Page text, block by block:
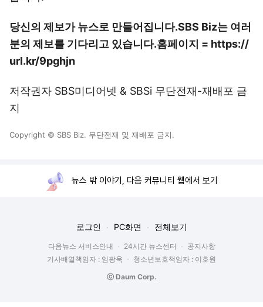
당신의 제보가 뉴스로 만들어집니다.SBS Biz는 여러
분의 제보를 기다리고 있습니다.홈페이지 = https://
url.kr/9pghjn
저작권자 SBS미디어넷 & SBSi 무단전재-재배포 금
지
Copyright © SBS Biz. 무단전재 및 재배포 금지.
뉴스 밖 이야기, 다음 커뮤니티 웹에서 보기
로그인 PC화면 전체보기
다음뉴스 서비스안내 24시간 뉴스센터
공지사항
기사배열책임자 : 임광욱
청소년보호책임자 : 이호원
ⓒ Daum Corp.